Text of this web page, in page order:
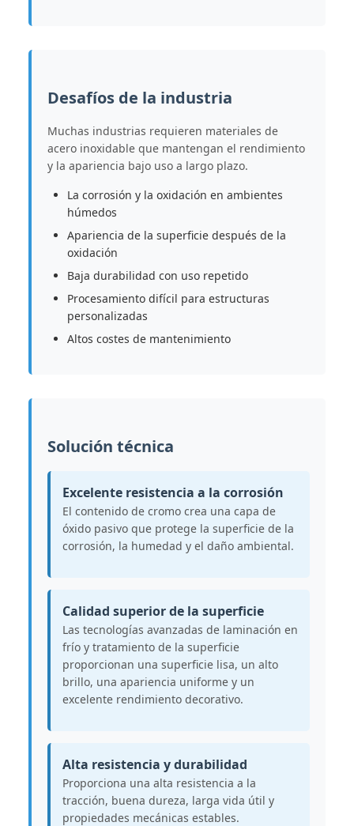
Desafíos de la industria
Muchas industrias requieren materiales de
acero inoxidable que mantengan el rendimiento
y la apariencia bajo uso a largo plazo.
La corrosión y la oxidación en ambientes
húmedos
Apariencia de la superficie después de la
oxidación
Baja durabilidad con uso repetido
Procesamiento difícil para estructuras
personalizadas
Altos costes de mantenimiento
Solución técnica
Excelente resistencia a la corrosión
El contenido de cromo crea una capa de
óxido pasivo que protege la superficie de la
corrosión, la humedad y el daño ambiental.
Calidad superior de la superficie
Las tecnologías avanzadas de laminación en
frío y tratamiento de la superficie
proporcionan una superficie lisa, un alto
brillo, una apariencia uniforme y un
excelente rendimiento decorativo.
Alta resistencia y durabilidad
Proporciona una alta resistencia a la
tracción, buena dureza, larga vida útil y
propiedades mecánicas estables.